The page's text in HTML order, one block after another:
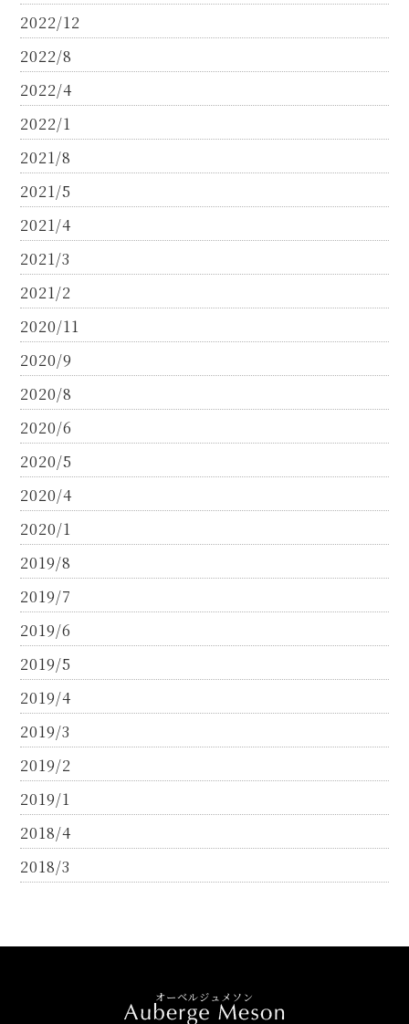
2022/12
2022/8
2022/4
2022/1
2021/8
2021/5
2021/4
2021/3
2021/2
2020/11
2020/9
2020/8
2020/6
2020/5
2020/4
2020/1
2019/8
2019/7
2019/6
2019/5
2019/4
2019/3
2019/2
2019/1
2018/4
2018/3
オーベルジュメソン